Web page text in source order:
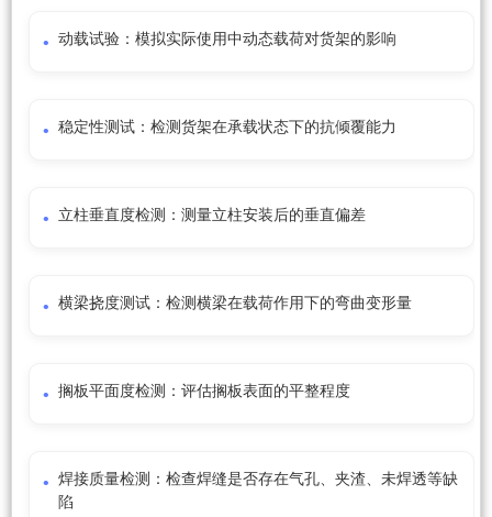
动载试验：模拟实际使用中动态载荷对货架的影响
稳定性测试：检测货架在承载状态下的抗倾覆能力
立柱垂直度检测：测量立柱安装后的垂直偏差
横梁挠度测试：检测横梁在载荷作用下的弯曲变形量
搁板平面度检测：评估搁板表面的平整程度
焊接质量检测：检查焊缝是否存在气孔、夹渣、未焊透等缺
陷